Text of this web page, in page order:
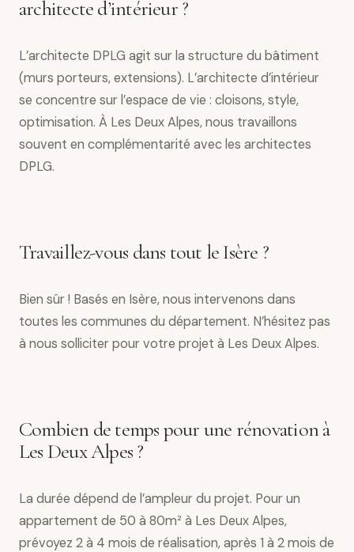
architecte d’intérieur ?
L’architecte DPLG agit sur la structure du bâtiment
(murs porteurs, extensions). L’architecte d’intérieur
se concentre sur l’espace de vie : cloisons, style,
optimisation. À Les Deux Alpes, nous travaillons
souvent en complémentarité avec les architectes
DPLG.
Travaillez-vous dans tout le Isère ?
Bien sûr ! Basés en Isère, nous intervenons dans
toutes les communes du département. N’hésitez pas
à nous solliciter pour votre projet à Les Deux Alpes.
Combien de temps pour une rénovation à
Les Deux Alpes ?
La durée dépend de l’ampleur du projet. Pour un
appartement de 50 à 80m² à Les Deux Alpes,
prévoyez 2 à 4 mois de réalisation, après 1 à 2 mois de